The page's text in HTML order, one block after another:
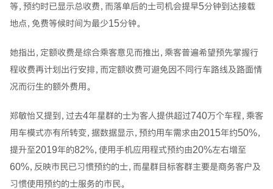
等，预约时已显示总收费，而落单后的士司机会提早5分钟到达接载
地点，免费等候时间为最少15分钟。
她指出，定额收费是综合乘客意见而推出，乘客普遍希望预先掌握行
程收费再计划出行安排，而定额收费可避免因不同行车路线及路面情
况而衍生的额外费用。
郑敏怡又提到，过去4年星群的士为客人提供超过740万个车程，乘客
用车模式亦有所转变，据数据显示，预约用车需求由2015年约50%，
提升至2019年的82%，使用手机应用程式预约由20%左右增至
60%，反映市民已习惯预约的士，而星群目标客群主要是商务客户及
习惯使用预约的士服务的市民。